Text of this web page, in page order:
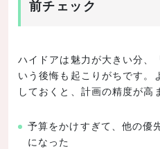
前チェック
ハイドアは魅力が大きい分、
いう後悔も起こりがちです。
しておくと、計画の精度が高
予算をかけすぎて、他の優
になった